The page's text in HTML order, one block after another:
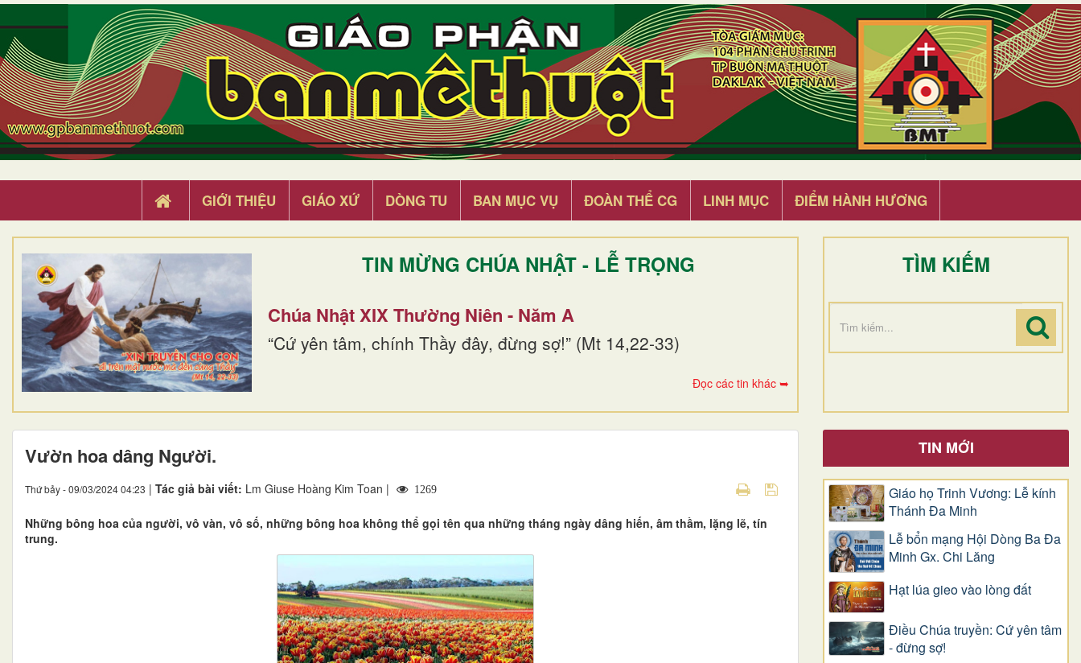
GIỚI THIỆU GIÁO XỨ DÒNG TU BAN MỤC VỤ ĐOÀN THỂ CG LINH MỤC ĐIỂM HÀNH HƯƠNG
TIN MỪNG CHÚA NHẬT - LỄ TRỌNG
Chúa Nhật XIX Thường Niên - Năm A
“Cứ yên tâm, chính Thầy đây, đừng sợ!” (Mt 14,22-33)
Đọc các tin khác ➥
TÌM KIẾM
Vườn hoa dâng Người.
Thứ bảy - 09/03/2024 04:23 | Tác giả bài viết: Lm Giuse Hoàng Kim Toan | 1269
Những bông hoa của người, vô vàn, vô số, những bông hoa không thể gọi tên qua những tháng ngày dâng hiến, âm thầm, lặng lẽ, tín
trung.
TIN MỚI
Giáo họ Trinh Vương: Lễ kính
Thánh Đa Minh
Lễ bổn mạng Hội Dòng Ba Đa
Minh Gx. Chi Lăng
Hạt lúa gieo vào lòng đất
Điều Chúa truyền: Cứ yên tâm
- đừng sợ!